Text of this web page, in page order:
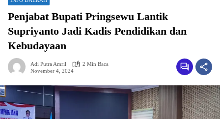
Penjabat Bupati Pringsewu Lantik
Supriyanto Jadi Kadis Pendidikan dan
Kebudayaan
Adi Putra Amril
2 Min Baca
November 4, 2024